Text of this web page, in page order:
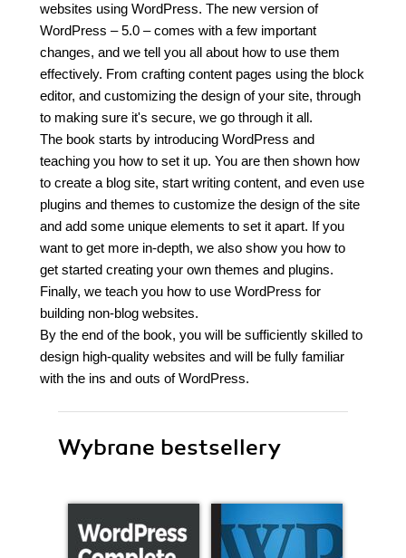
websites using WordPress. The new version of
WordPress – 5.0 – comes with a few important
changes, and we tell you all about how to use them
effectively. From crafting content pages using the block
editor, and customizing the design of your site, through
to making sure it's secure, we go through it all.
The book starts by introducing WordPress and
teaching you how to set it up. You are then shown how
to create a blog site, start writing content, and even use
plugins and themes to customize the design of the site
and add some unique elements to set it apart. If you
want to get more in-depth, we also show you how to
get started creating your own themes and plugins.
Finally, we teach you how to use WordPress for
building non-blog websites.
By the end of the book, you will be sufficiently skilled to
design high-quality websites and will be fully familiar
with the ins and outs of WordPress.
Wybrane bestsellery